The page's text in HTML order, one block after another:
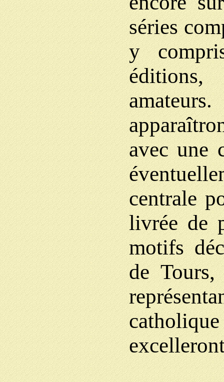
séries
y
avec une
centrale
livrée de
motifs
de